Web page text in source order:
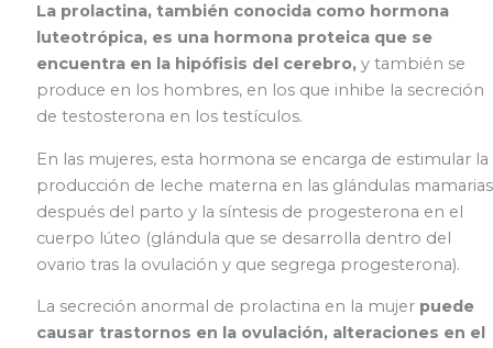
La prolactina, también conocida como hormona
luteotrópica, es una hormona proteica que se
encuentra en la hipófisis del cerebro, y también se
produce en los hombres, en los que inhibe la secreción
de testosterona en los testículos.
En las mujeres, esta hormona se encarga de estimular la
producción de leche materna en las glándulas mamarias
después del parto y la síntesis de progesterona en el
cuerpo lúteo (glándula que se desarrolla dentro del
ovario tras la ovulación y que segrega progesterona).
La secreción anormal de prolactina en la mujer puede
causar trastornos en la ovulación, alteraciones en el